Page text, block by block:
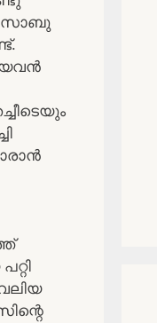
സാബു